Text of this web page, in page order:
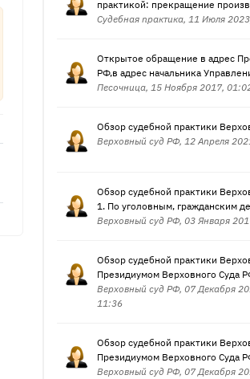
практикой: прекращение
Судебная практика, 11 Июля
Открытое обращение в адрес
РФ,в адрес начальника
Песочница, 15 Ноября 2017,
Обзор судебной практики
Верховный суд РФ, 12 Апреля
Обзор судебной практики
1. По уголовным, гражданским
Верховный суд РФ, 03 Января
Обзор судебной практики
Президиумом Верховного Суда
Верховный суд РФ, 07 Декабря
11:36
Обзор судебной практики
Президиумом Верховного Суда
Верховный суд РФ, 07 Декабря